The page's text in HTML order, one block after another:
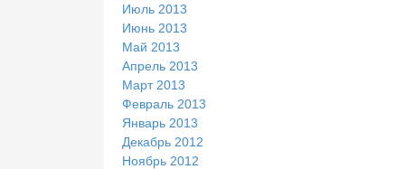
Июль 2013
Июнь 2013
Май 2013
Апрель 2013
Март 2013
Февраль 2013
Январь 2013
Декабрь 2012
Ноябрь 2012